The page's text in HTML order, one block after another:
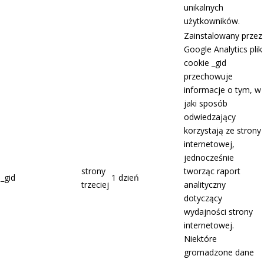
unikalnych
użytkowników.
_gid
strony
trzeciej
1 dzień
Zainstalowany przez
Google Analytics plik
cookie _gid
przechowuje
informacje o tym, w
jaki sposób
odwiedzający
korzystają ze strony
internetowej,
jednocześnie
tworząc raport
analityczny
dotyczący
wydajności strony
internetowej.
Niektóre
gromadzone dane